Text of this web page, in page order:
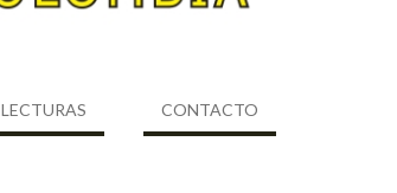
LECTURAS CONTACTO